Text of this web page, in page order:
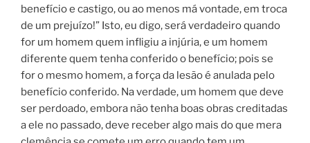
benefício e castigo, ou ao menos má vontade, em troca
de um prejuízo!” Isto, eu digo, será verdadeiro quando
for um homem quem infligiu a injúria, e um homem
diferente quem tenha conferido o benefício; pois se
for o mesmo homem, a força da lesão é anulada pelo
benefício conferido. Na verdade, um homem que deve
ser perdoado, embora não tenha boas obras creditadas
a ele no passado, deve receber algo mais do que mera